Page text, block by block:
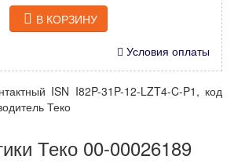
В КОРЗИНУ
Условия оплаты
ISN I82P-31P-12-LZT4-C-P1, код
Теко
Теко 00-00026189